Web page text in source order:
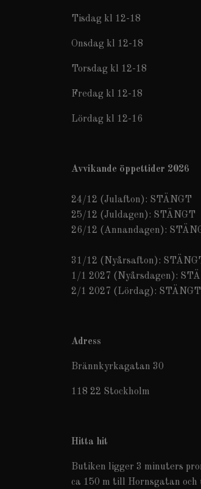
Tisdag kl 12-18
Onsdag kl 12-18
Torsdag kl 12-18
Fredag kl 12-18
Lördag kl 12-16
Avvikande öppettider 2026
24/12 (Julafton): STÄNGT
25/12 (Juldagen): STÄNGT
26/12 (Annandagen):
31/12 (Nyårsafton):
1/1 2027 (Nyårsdagen):
2/1 2027 (Lördag): STÄNGT
Adress
Brännkyrkagatan 30
118 22 Stockholm
Hitta hit
Butiken ligger 3 minuters
ca 150 m till Hornsgatan och